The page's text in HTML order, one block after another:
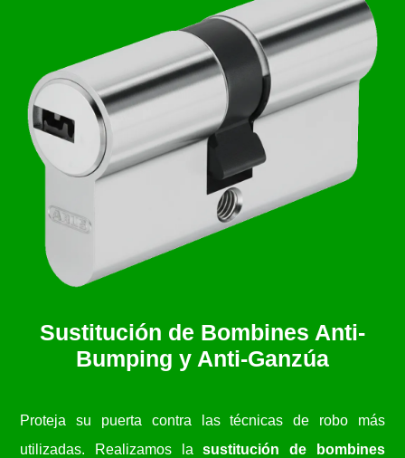
Sustitución de Bombines Anti-
Bumping y Anti-Ganzúa
Proteja su puerta contra las técnicas de robo más
utilizadas. Realizamos lasustitución de bombines